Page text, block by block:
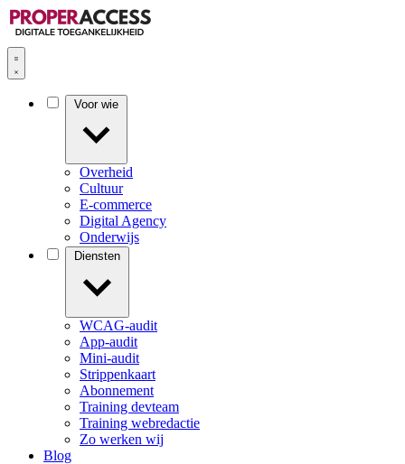
Overheid
Cultuur
E-commerce
Digital Agency
Onderwijs
WCAG-audit
App-audit
Mini-audit
Strippenkaart
Abonnement
Training devteam
Training webredactie
Zo werken wij
Blog